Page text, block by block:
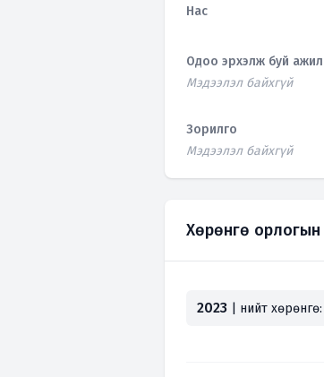
Нас
Одоо эрхэлж буй ажил
Мэдээлэл байхгүй
Зорилго
Мэдээлэл байхгүй
Хөрөнгө орлогын
2023 | нийт хөрөнгө: